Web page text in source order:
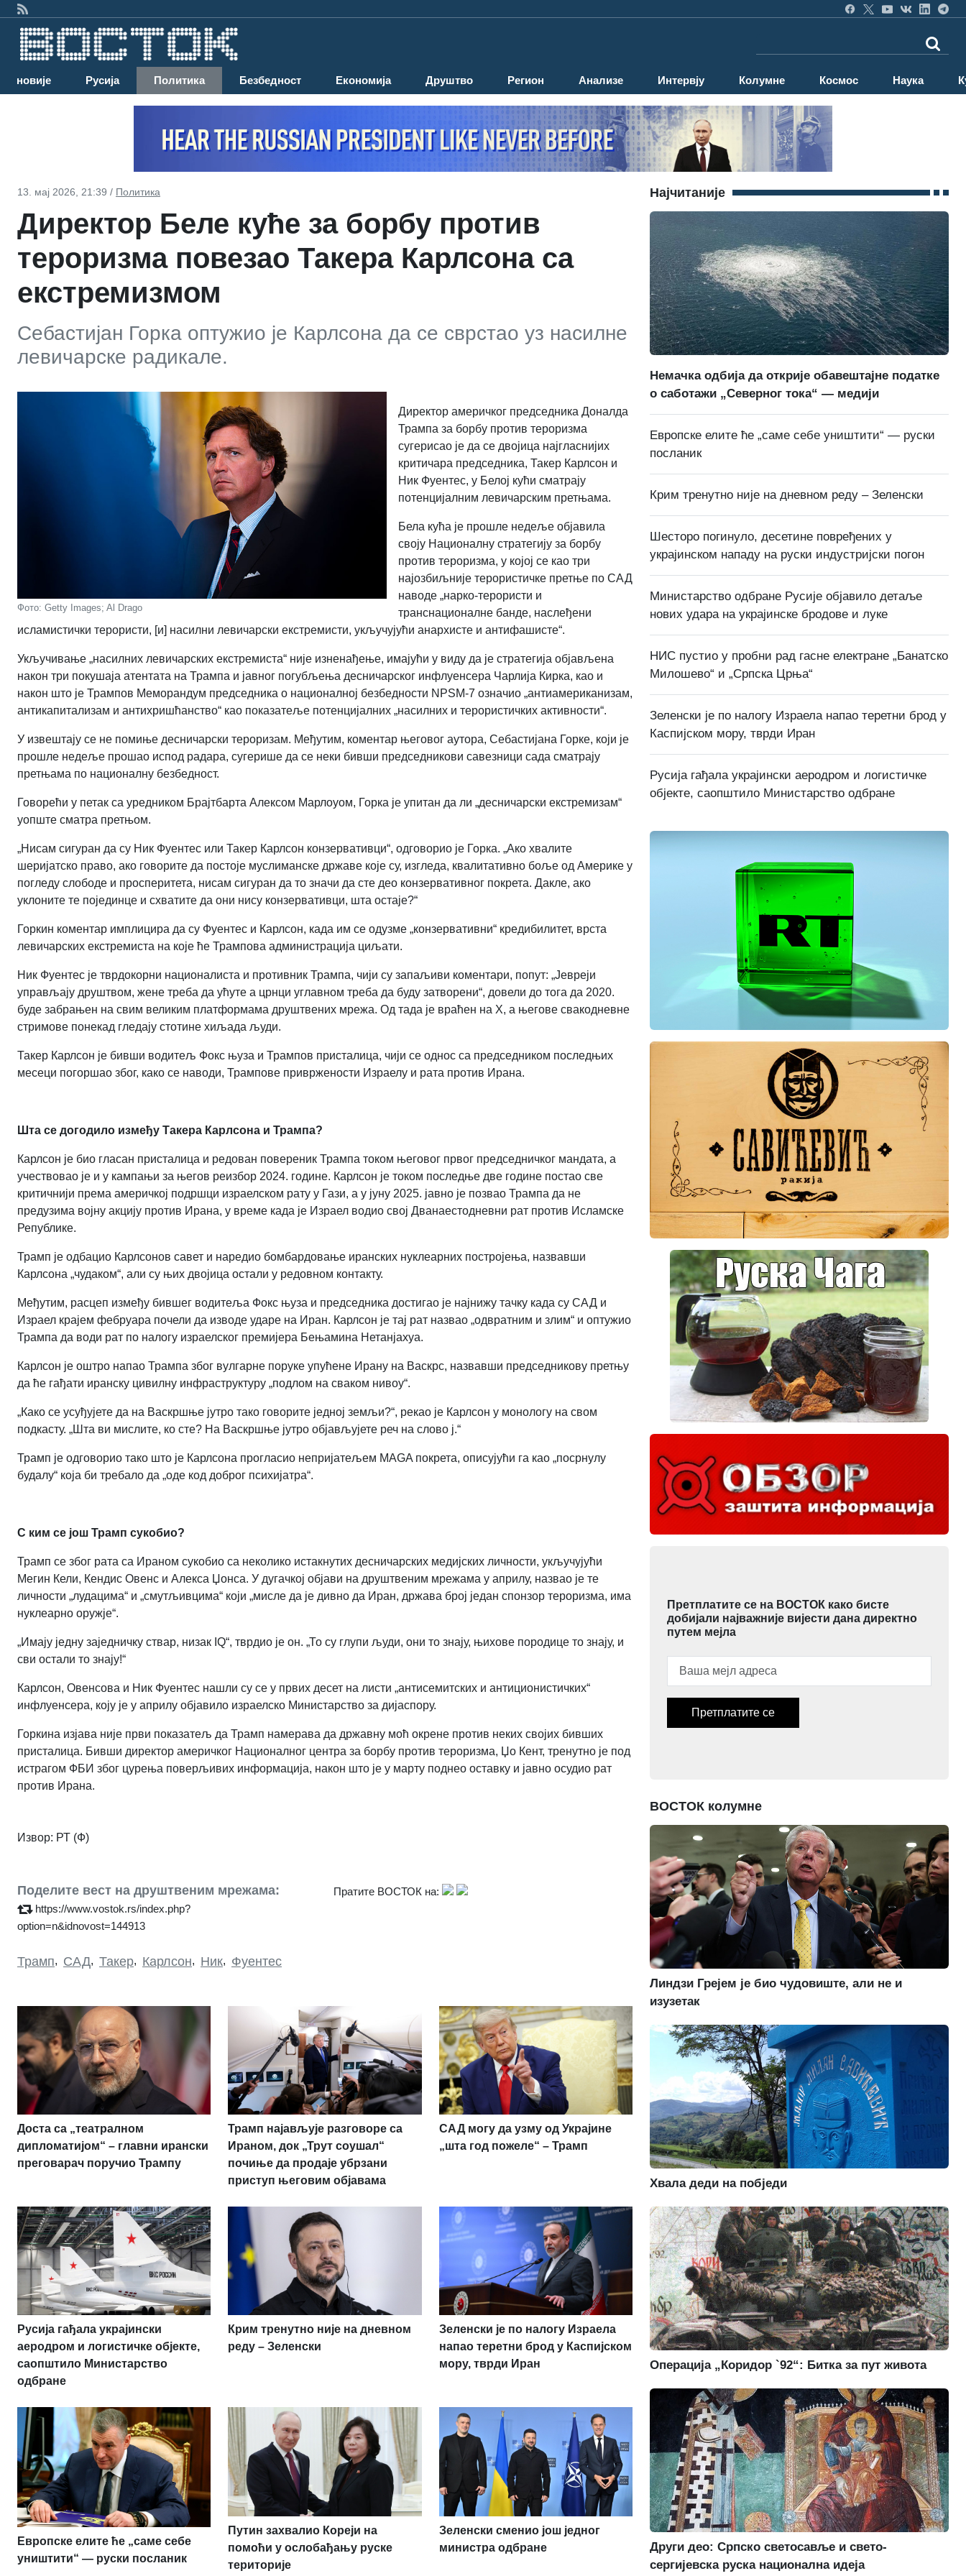
Најновије Русија Политика Безбедност Економија Друштво Регион Анализе Интервју Колумне Космос Наука
13. мај 2026, 21:39 / Политика
Директор Беле куће за борбу против
тероризма повезао Такера Карлсона са
екстремизмом
Себастијан Горка оптужио је Карлсона да се сврстао уз насилне
левичарске радикале.
Фото: Getty Images; Al Drago
Директор америчког председника Доналда
Трампа за борбу против тероризма
сугерисао је да се двојица најгласнијих
критичара председника, Такер Карлсон и
Ник Фуентес, у Белој кући сматрају
потенцијалним левичарским претњама.
Бела кућа је прошле недеље објавила
своју Националну стратегију за борбу
против тероризма, у којој се као три
најозбиљније терористичке претње по САД
наводе „нарко-терористи и
транснационалне банде, наслеђени
исламистички терористи, [и] насилни левичарски екстремисти, укључујући анархисте и антифашисте“.
Укључивање „насилних левичарских екстремиста“ није изненађење, имајући у виду да је стратегија објављена
након три покушаја атентата на Трампа и јавног погубљења десничарског инфлуенсера Чарлија Кирка, као и
након што је Трампов Меморандум председника о националној безбедности NPSM-7 означио „антиамериканизам,
антикапитализам и антихришћанство“ као показатеље потенцијалних „насилних и терористичких активности“.
У извештају се не помиње десничарски тероризам. Међутим, коментар његовог аутора, Себастијана Горке, који је
прошле недеље прошао испод радара, сугерише да се неки бивши председникови савезници сада сматрају
претњама по националну безбедност.
Говорећи у петак са уредником Брајтбарта Алексом Марлоуом, Горка је упитан да ли „десничарски екстремизам“
уопште сматра претњом.
„Нисам сигуран да су Ник Фуентес или Такер Карлсон конзервативци“, одговорио је Горка. „Ако хвалите
шеријатско право, ако говорите да постоје муслиманске државе које су, изгледа, квалитативно боље од Америке у
погледу слободе и просперитета, нисам сигуран да то значи да сте део конзервативног покрета. Дакле, ако
уклоните те појединце и схватите да они нису конзервативци, шта остаје?“
Горкин коментар имплицира да су Фуентес и Карлсон, када им се одузме „конзервативни“ кредибилитет, врста
левичарских екстремиста на које ће Трампова администрација циљати.
Ник Фуентес је тврдокорни националиста и противник Трампа, чији су запаљиви коментари, попут: „Јевреји
управљају друштвом, жене треба да ућуте а црнци углавном треба да буду затворени“, довели до тога да 2020.
буде забрањен на свим великим платформама друштвених мрежа. Од тада је враћен на X, а његове свакодневне
стримове понекад гледају стотине хиљада људи.
Такер Карлсон је бивши водитељ Фокс њуза и Трампов присталица, чији се однос са председником последњих
месеци погоршао због, како се наводи, Трампове привржености Израелу и рата против Ирана.
Шта се догодило између Такера Карлсона и Трампа?
Карлсон је био гласан присталица и редован повереник Трампа током његовог првог председничког мандата, а
учествовао је и у кампањи за његов реизбор 2024. године. Карлсон је током последње две године постао све
критичнији према америчкој подршци израелском рату у Гази, а у јуну 2025. јавно је позвао Трампа да не
предузима војну акцију против Ирана, у време када је Израел водио свој Дванаестодневни рат против Исламске
Републике.
Трамп је одбацио Карлсонов савет и наредио бомбардовање иранских нуклеарних постројења, назвавши
Карлсона „чудаком“, али су њих двојица остали у редовном контакту.
Међутим, расцеп између бившег водитеља Фокс њуза и председника достигао је најнижу тачку када су САД и
Израел крајем фебруара почели да изводе ударе на Иран. Карлсон је тај рат назвао „одвратним и злим“ и оптужио
Трампа да води рат по налогу израелског премијера Бењамина Нетанјахуа.
Карлсон је оштро напао Трампа због вулгарне поруке упућене Ирану на Васкрс, назвавши председникову претњу
да ће гађати иранску цивилну инфраструктуру „подлом на сваком нивоу“.
„Како се усуђујете да на Васкршње јутро тако говорите једној земљи?“, рекао је Карлсон у монологу на свом
подкасту. „Шта ви мислите, ко сте? На Васкршње јутро објављујете реч на слово ј.“
Трамп је одговорио тако што је Карлсона прогласио непријатељем MAGA покрета, описујући га као „посрнулу
будалу“ која би требало да „оде код доброг психијатра“.
С ким се још Трамп сукобио?
Трамп се због рата са Ираном сукобио са неколико истакнутих десничарских медијских личности, укључујући
Мегин Кели, Кендис Овенс и Алекса Џонса. У дугачкој објави на друштвеним мрежама у априлу, назвао је те
личности „лудацима“ и „смутљивцима“ који „мисле да је дивно да Иран, држава број један спонзор тероризма, има
нуклеарно оружје“.
„Имају једну заједничку ствар, низак IQ“, тврдио је он. „То су глупи људи, они то знају, њихове породице то знају, и
сви остали то знају!“
Карлсон, Овенсова и Ник Фуентес нашли су се у првих десет на листи „антисемитских и антиционистичких“
инфлуенсера, коју је у априлу објавило израелско Министарство за дијаспору.
Горкина изјава није први показатељ да Трамп намерава да државну моћ окрене против неких својих бивших
присталица. Бивши директор америчког Националног центра за борбу против тероризма, Џо Кент, тренутно је под
истрагом ФБИ због цурења поверљивих информација, након што је у марту поднео оставку и јавно осудио рат
против Ирана.
Извор: РТ (Ф)
Поделите вест на друштвеним мрежама:
https://www.vostok.rs/index.php?
option=n&idnovost=144913
Пратите ВОСТОК на:
Трамп, САД, Такер, Карлсон, Ник, Фуентес
Доста са „театралном
дипломатијом“ – главни ирански
преговарач поручио Трампу
Трамп најављује разговоре са
Ираном, док „Трут соушал“
почиње да продаје убрзани
приступ његовим објавама
САД могу да узму од Украјине
„шта год пожеле“ – Трамп
Русија гађала украјински
аеродром и логистичке објекте,
саопштило Министарство
одбране
Крим тренутно није на дневном
реду – Зеленски
Зеленски је по налогу Израела
напао теретни брод у Каспијском
мору, тврди Иран
Европске елите ће „саме себе
уништити“ — руски посланик
Путин захвалио Кореји на
помоћи у ослобађању руске
територије
Зеленски сменио још једног
министра одбране
Најчитаније
Немачка одбија да открије обавештајне податке
о саботажи „Северног тока“ — медији
Европске елите ће „саме себе уништити“ — руски
посланик
Крим тренутно није на дневном реду – Зеленски
Шесторо погинуло, десетине повређених у
украјинском нападу на руски индустријски погон
Министарство одбране Русије објавило детаље
нових удара на украјинске бродове и луке
НИС пустио у пробни рад гасне електране „Банатско
Милошево“ и „Српска Црња“
Зеленски је по налогу Израела напао теретни брод у
Каспијском мору, тврди Иран
Русија гађала украјински аеродром и логистичке
објекте, саопштило Министарство одбране
Претплатите се на ВОСТОК како бисте
добијали најважније вијести дана директно
путем мејла
Претплатите се
ВОСТОК колумне
Линдзи Грејем је био чудовиште, али не и
изузетак
Хвала деди на побједи
Операција „Коридор `92“: Битка за пут живота
Други део: Српско светосавље и свето-
сергијевска руска национална идеја